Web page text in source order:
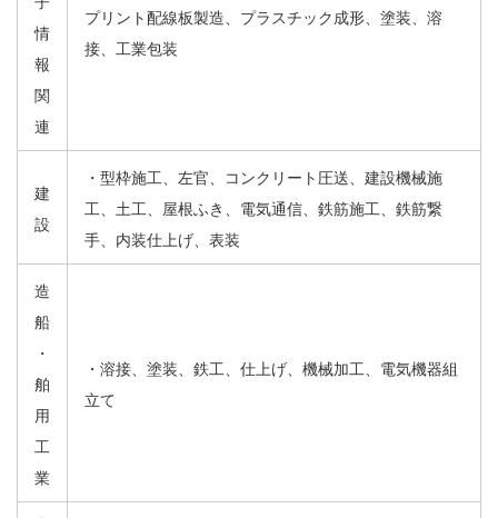
情
報
関
連
プリント配線板製造、プラスチック成形、塗装、溶
接、工業包装
建
設
・型枠施工、左官、コンクリート圧送、建設機械施
工、土工、屋根ふき、電気通信、鉄筋施工、鉄筋繋
手、内装仕上げ、表装
造
船
・
舶
用
工
業
・溶接、塗装、鉄工、仕上げ、機械加工、電気機器組
立て